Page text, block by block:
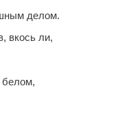
делом.
вкось ли,
белом,